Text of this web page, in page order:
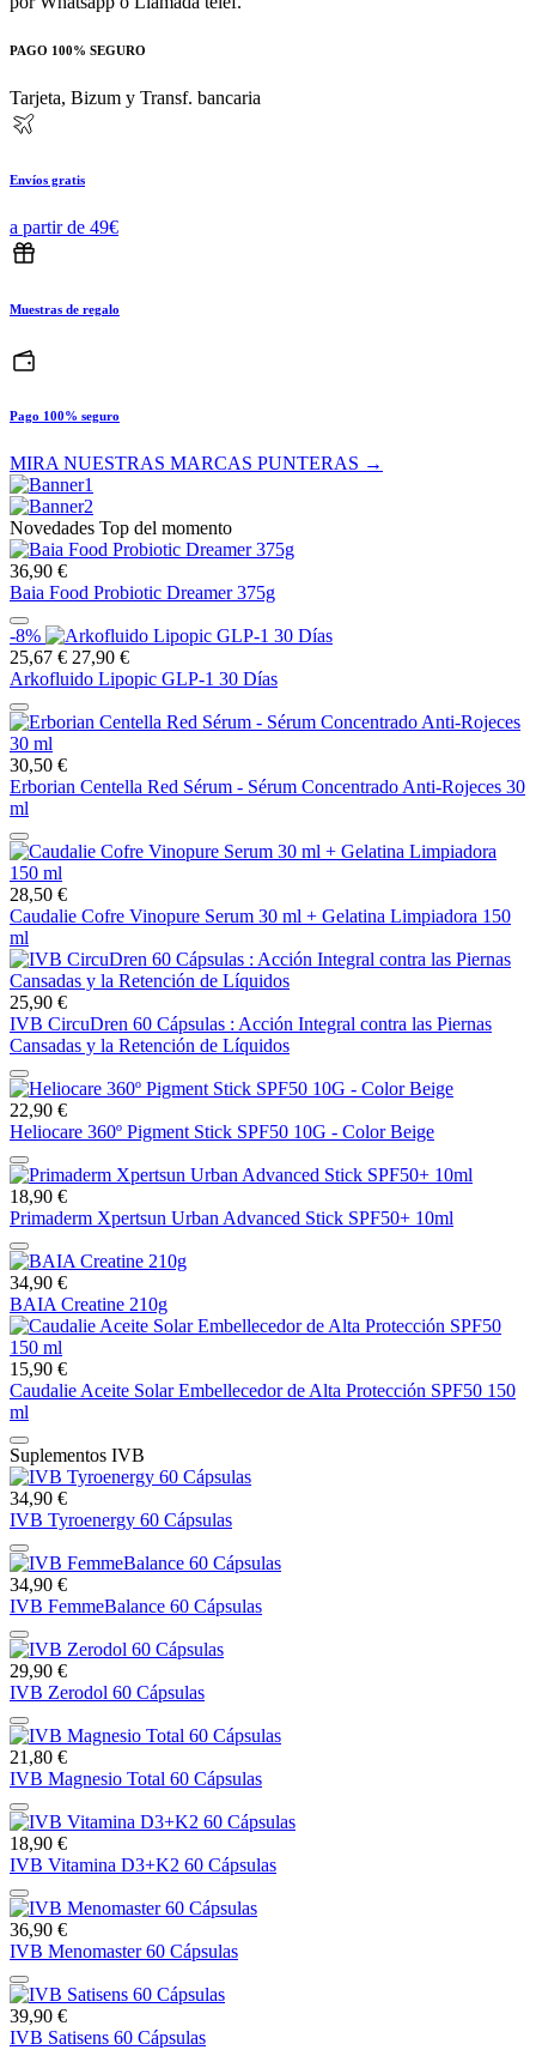
PAGO 100% SEGURO
Tarjeta, Bizum y Transf. bancaria
Envíos gratis
a partir de 49€
Muestras de regalo
Pago 100% seguro
MIRA NUESTRAS MARCAS PUNTERAS →
Novedades Top del momento
36,90 €
Baia Food Probiotic Dreamer 375g
-8%
25,67 € 27,90 €
Arkofluido Lipopic GLP-1 30 Días
30,50 €
Erborian Centella Red Sérum - Sérum Concentrado Anti-Rojeces 30
ml
28,50 €
Caudalie Cofre Vinopure Serum 30 ml + Gelatina Limpiadora 150
ml
25,90 €
IVB CircuDren 60 Cápsulas : Acción Integral contra las Piernas
Cansadas y la Retención de Líquidos
22,90 €
Heliocare 360º Pigment Stick SPF50 10G - Color Beige
18,90 €
Primaderm Xpertsun Urban Advanced Stick SPF50+ 10ml
34,90 €
BAIA Creatine 210g
15,90 €
Caudalie Aceite Solar Embellecedor de Alta Protección SPF50 150
ml
Suplementos IVB
34,90 €
IVB Tyroenergy 60 Cápsulas
34,90 €
IVB FemmeBalance 60 Cápsulas
29,90 €
IVB Zerodol 60 Cápsulas
21,80 €
IVB Magnesio Total 60 Cápsulas
18,90 €
IVB Vitamina D3+K2 60 Cápsulas
36,90 €
IVB Menomaster 60 Cápsulas
39,90 €
IVB Satisens 60 Cápsulas